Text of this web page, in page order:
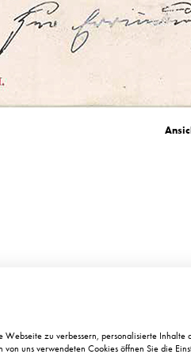
zu verbessern, personalisierte Inhalte
uns verwendeten Cookies öffnen Sie die